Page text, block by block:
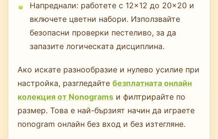
Напреднали: работете с 12×12 до 20×20 и
включете цветни набори. Използвайте
безопасни проверки пестеливо, за да
запазите логическата дисциплина.
Ако искате разнообразие и нулево усилие при
настройка, разгледайтебезплатната онлайн
колекция от Nonograms и филтрирайте по
размер. Това е най-бързият начин да играете
nonogram онлайн без вход и без изтегляне.